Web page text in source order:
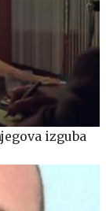
izguba